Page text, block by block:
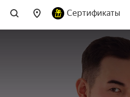
Сертификаты